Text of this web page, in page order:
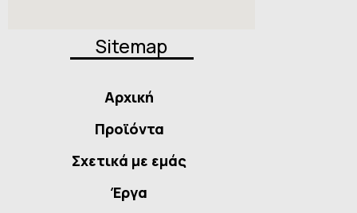
Sitemap
Αρχική
Προϊόντα
Σχετικά με εμάς
Έργα